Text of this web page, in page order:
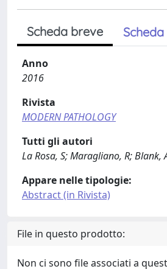
Scheda breve
Anno
2016
Rivista
MODERN PATHOLOGY
Tutti gli autori
La Rosa, S; Maragliano, R; Blank,
Appare nelle tipologie:
Abstract (in Rivista)
File in questo prodotto:
Non ci sono file associati a